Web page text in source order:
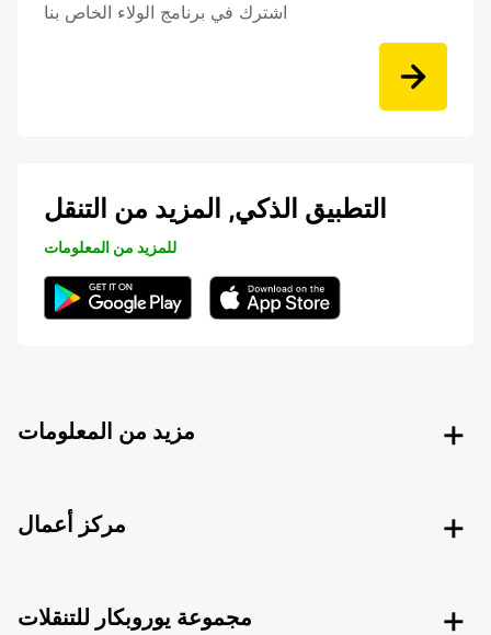
اشترك في برنامج الولاء الخاص بنا
التطبيق الذكي, المزيد من التنقل
للمزيد من المعلومات
مزيد من المعلومات
مركز أعمال
مجموعة يوروبكار للتنقلات